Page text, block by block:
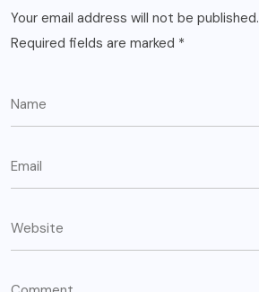
Your email address will not be published.
Required fields are marked *